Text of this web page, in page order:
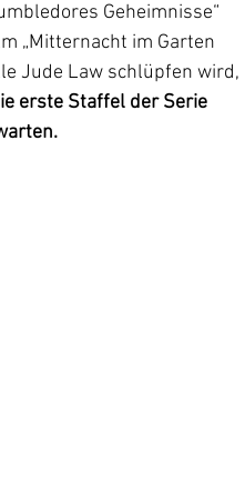
Geheimnisse“
„Mitternacht im Garten
Jude Law schlüpfen wird,
erste Staffel der Serie